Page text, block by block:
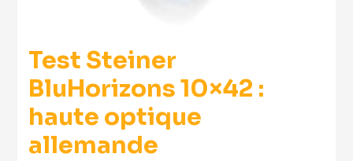
Test Steiner
BluHorizons 10×42 :
haute optique
allemande